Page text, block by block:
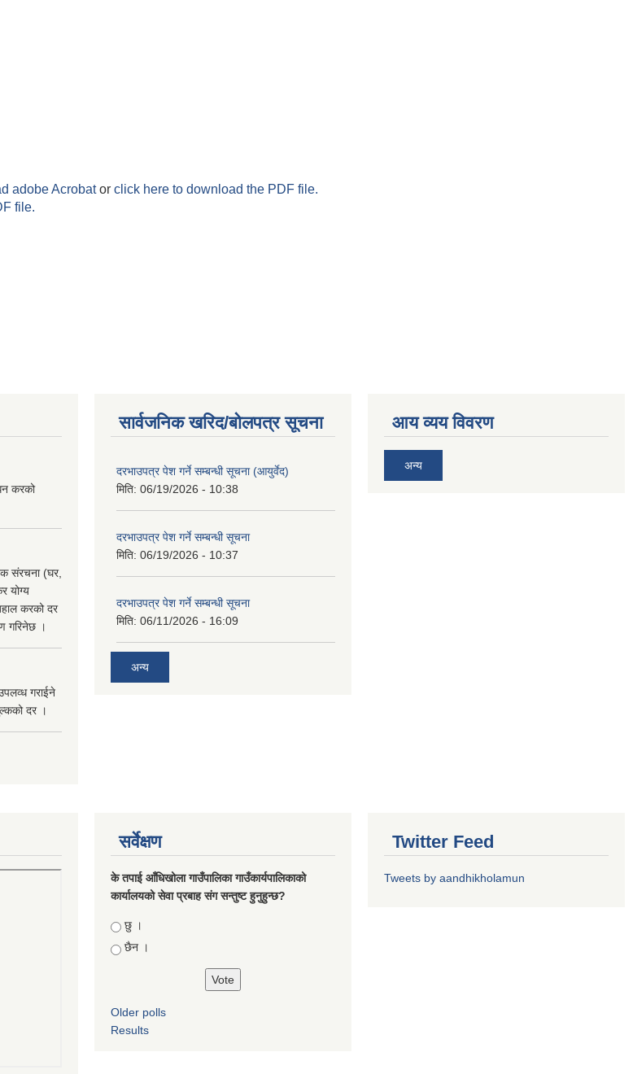
adobe Acrobator click here to download the PDF file.
file.
करको
संरचना (घर,
योग्य
करको दर
गरिनेछ ।
गराईने
दर ।
सार्वजनिक खरिद/बोलपत्र सूचना
दरभाउपत्र पेश गर्ने सम्बन्धी सूचना (आयुर्वेद)
मिति: 06/19/2026 - 10:38
दरभाउपत्र पेश गर्ने सम्बन्धी सूचना
मिति: 06/19/2026 - 10:37
दरभाउपत्र पेश गर्ने सम्बन्धी सूचना
मिति: 06/11/2026 - 16:09
अन्य
आय व्यय विवरण
अन्य
सर्वेक्षण
के तपाई आँधिखोला गाउँपालिका गाउँकार्यपालिकाको
कार्यालयको सेवा प्रबाह संग सन्तुष्ट हुनुहुन्छ?
Choices
छु ।
छैन ।
Older polls
Results
Twitter Feed
Tweets by aandhikholamun